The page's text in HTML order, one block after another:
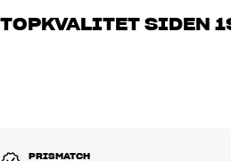
os, hvad du drømmer om – så finder vi
TOPKVALITET SIDEN
PRISMATCH